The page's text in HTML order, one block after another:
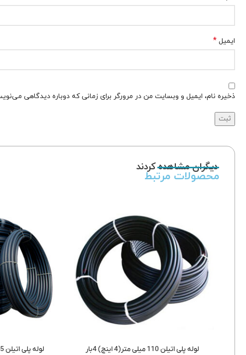
ایمیل *
ذخیره نام، ایمیل و وبسایت من در مرورگر برای زمانی که دوباره دیدگاهی
دیگران مشاهده کردند
محصولات مرتبط
لوله پلی اتیلن 110 میلی متر(4 اینچ) 4بار لوله پلی اتیلن 125میلی متر(5 اینچ) 4بار